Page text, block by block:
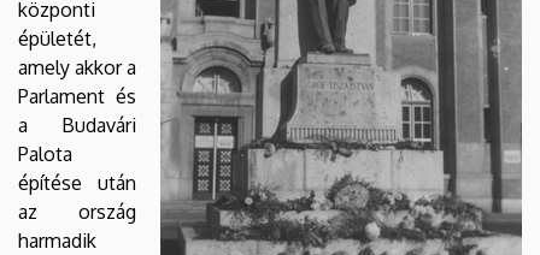
központi
épületét,
amely akkor a
Parlament és
a Budavári
Palota
építése után
az ország
harmadik